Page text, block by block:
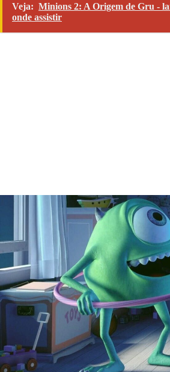
Veja: Minions 2: A Origem de Gru -
onde assistir